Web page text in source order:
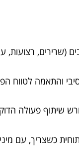
(שרירים, רצועות,
והתאמה לטווח
שיתוף פעולה הדוק
כשצריך, עם